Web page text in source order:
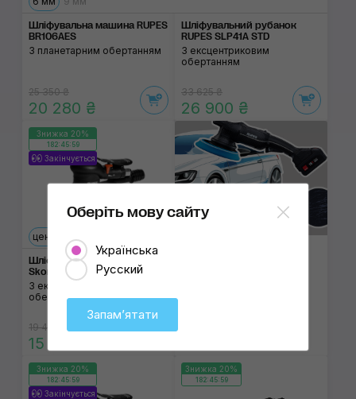
Шліфувальна машина RUPES
BR106AES
З планетарним обертанням
25 350 ₴
20 280 ₴
Шліфувальний рубанок
RUPES SLP41A STD
З ексцентриковим
обертанням
33 625 ₴
26 900 ₴
Знижка 20%
182:45:59
Закінчується
централізована
Шліфувальна машина RUPES
Skorpio III RH353
З ексцентриковим
обертанням
19 415 ₴
15 530 ₴
Знижка 20%
182:45:59
Закінчується
Знижка 20%
182:45:59
Оберіть мову сайту
Українська
Русский
Запамʼятати